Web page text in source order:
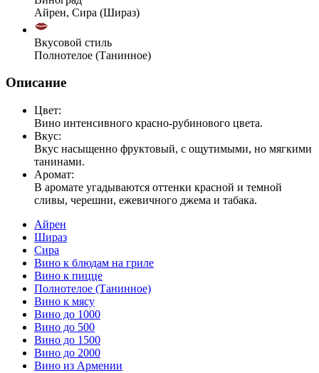
Айрен, Сира (Шираз)
Вкусовой стиль
Полнотелое (Танинное)
Описание
Цвет:
Вино интенсивного красно-рубинового цвета.
Вкус:
Вкус насыщенно фруктовый, с ощутимыми, но мягкими
танинами.
Аромат:
В аромате угадываются оттенки красной и темной
сливы, черешни, ежевичного джема и табака.
Айрен
Шираз
Сира
Вино к блюдам на гриле
Вино к пицце
Полнотелое (Танинное)
Вино к мясу
Вино до 1000
Вино до 500
Вино до 1500
Вино до 2000
Вино из Армении